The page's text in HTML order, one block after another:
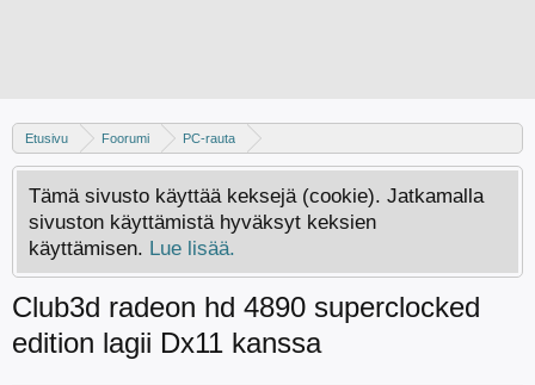
Etusivu Foorumi
PC-rauta
Näytönohjaimet - Apua, kokemuksia ja vinkkejä
Tämä sivusto käyttää keksejä (cookie). Jatkamalla
sivuston käyttämistä hyväksyt keksien
käyttämisen. Lue lisää.
Club3d radeon hd 4890 superclocked
edition lagii Dx11 kanssa